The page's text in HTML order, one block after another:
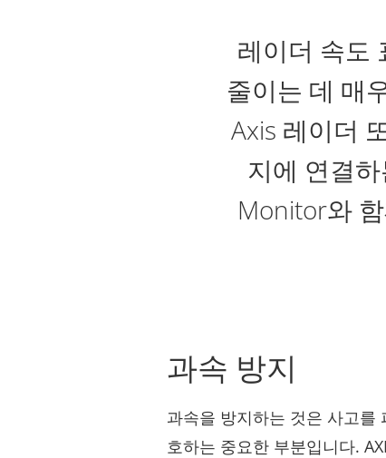
레이더 속도
줄이는 데 매
Axis 레이더
지에 연결
Monitor와
과속 방지
과속을 방지하는 것은 사고를
호하는 중요한 부분입니다.